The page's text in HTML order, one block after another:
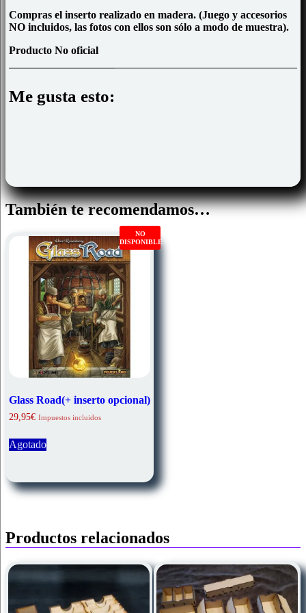
Compras el inserto realizado en madera. (Juego y accesorios
NO incluidos, las fotos con ellos son sólo a modo de muestra).
Producto No oficial
Me gusta esto:
También te recomendamos…
NO
DISPONIBLE
Glass Road(+ inserto opcional)
29,95€ Impuestos incluidos
Agotado
Productos relacionados